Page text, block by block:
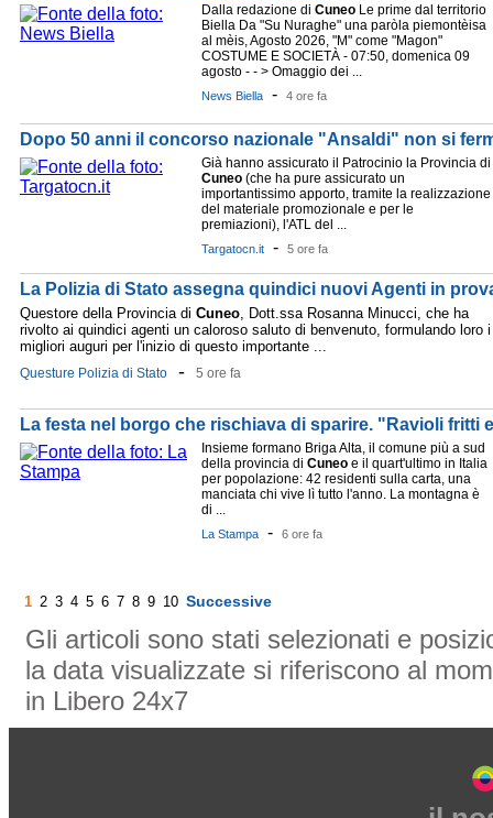
Dalla redazione di Cuneo Le prime dal territorio
Biella Da "Su Nuraghe" una paròla piemontèisa
al mèis, Agosto 2026, "M" come "Magon"
COSTUME E SOCIETÀ - 07:50, domenica 09
agosto - - > Omaggio dei ...
News Biella - 4 ore fa
Dopo 50 anni il concorso nazionale "Ansaldi" non si
Già hanno assicurato il Patrocinio la Provincia di
Cuneo (che ha pure assicurato un
importantissimo apporto, tramite la realizzazione
del materiale promozionale e per le
premiazioni), l'ATL del ...
Targatocn.it - 5 ore fa
La Polizia di Stato assegna quindici nuovi Agenti in
Questore della Provincia di Cuneo, Dott.ssa Rosanna Minucci, che ha
rivolto ai quindici agenti un caloroso saluto di benvenuto, formulando loro i
migliori auguri per l'inizio di questo importante ...
Questure Polizia di Stato - 5 ore fa
La festa nel borgo che rischiava di sparire. "Ravioli fritti
Insieme formano Briga Alta, il comune più a sud
della provincia di Cuneo e il quart'ultimo in Italia
per popolazione: 42 residenti sulla carta, una
manciata chi vive lì tutto l'anno. La montagna è
di ...
La Stampa - 6 ore fa
1 2 3 4 5 6 7 8 9 10 Successive
Gli articoli sono stati selezionati e
la data visualizzate si riferiscono al
in Libero 24x7